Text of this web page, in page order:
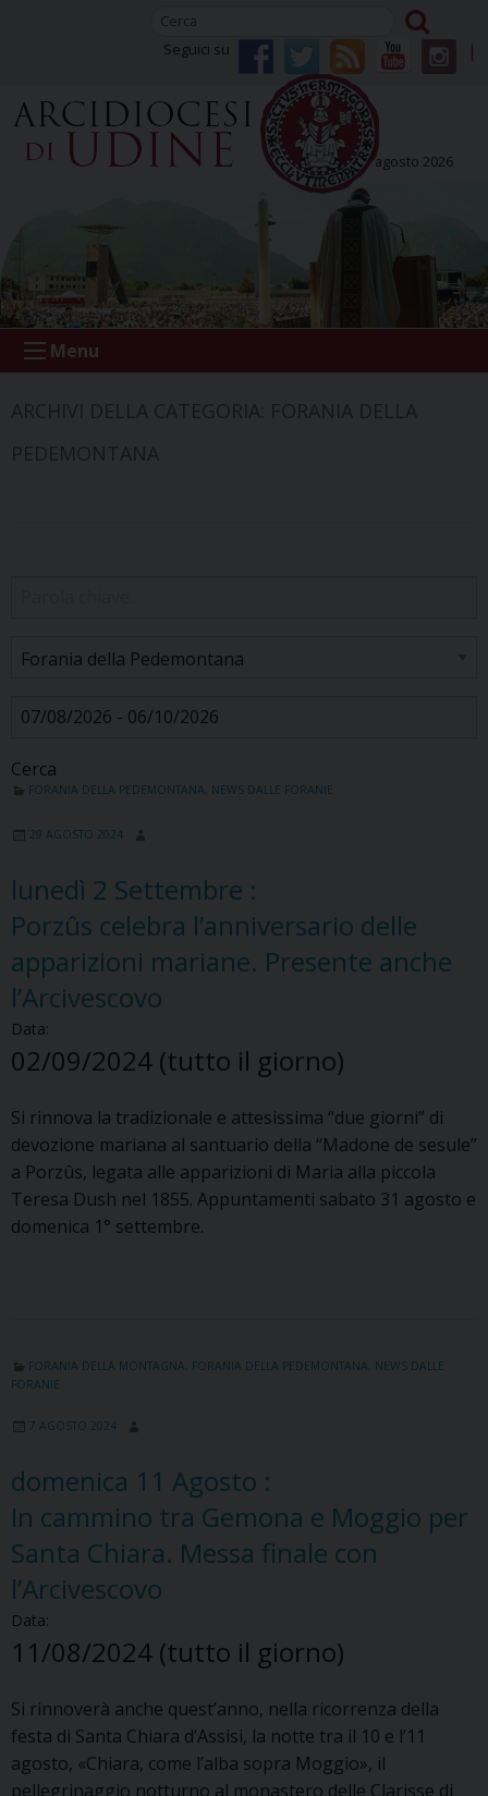
Seguici su
venerdì 07 agosto 2026
Menu
Cerca
FORANIA DELLA PEDEMONTANA NEWS DALLE FORANIE
29 AGOSTO 2024
lunedì 2 Settembre :
Porzûs celebra l’anniversario delle
apparizioni mariane. Presente anche
l’Arcivescovo
Data:
02/09/2024 (tutto il giorno)
Si rinnova la tradizionale e attesissima “due giorni” di
devozione mariana al santuario della “Madone de sesule”
a Porzûs, legata alle apparizioni di Maria alla piccola
Teresa Dush nel 1855. Appuntamenti sabato 31 agosto e
domenica 1° settembre.
FORANIA DELLA MONTAGNA FORANIA DELLA PEDEMONTANA NEWS DALLE
FORANIE
7 AGOSTO 2024
domenica 11 Agosto :
In cammino tra Gemona e Moggio per
Santa Chiara. Messa finale con
l’Arcivescovo
Data:
11/08/2024 (tutto il giorno)
Si rinnoverà anche quest’anno, nella ricorrenza della
festa di Santa Chiara d’Assisi, la notte tra il 10 e l’11
agosto, «Chiara, come l’alba sopra Moggio», il
pellegrinaggio notturno al monastero delle Clarisse di